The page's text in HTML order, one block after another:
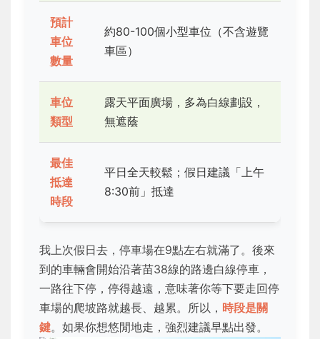
預計
車位
數量
約80-100個小型車位（不含遊覽
車區）
車位
類型
露天平面廣場，多為白線劃設，
無遮蔭
最佳
抵達
時段
平日全天較鬆；假日建議「上午
8:30前」抵達
我上次假日去，停車場在9點左右就滿了。後來
到的車輛會開始沿著苗38線的路邊白線停車，
一路往下停，停得越遠，意味著你等下要走回停
車場的爬坡路就越長、越累。所以， 時段是關
鍵。如果你想悠閒地走，強烈建議早點出發。